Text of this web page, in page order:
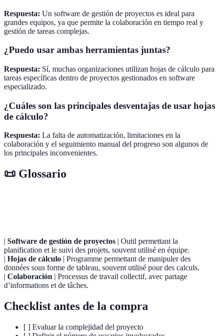
Respuesta: Un software de gestión de proyectos es ideal para
grandes equipos, ya que permite la colaboración en tiempo real y
gestión de tareas complejas.
¿Puedo usar ambas herramientas juntas?
Respuesta: Sí, muchas organizaciones utilizan hojas de cálculo para
tareas específicas dentro de proyectos gestionados en software
especializado.
¿Cuáles son las principales desventajas de usar hojas
de cálculo?
Respuesta: La falta de automatización, limitaciones en la
colaboración y el seguimiento manual del progreso son algunos de
los principales inconvenientes.
📜 Glossario
| Software de gestión de proyectos | Outil permettant la
planification et le suivi des projets, souvent utilisé en équipe.
| Hojas de cálculo | Programme permettant de manipuler des
données sous forme de tableau, souvent utilisé pour des calculs.
| Colaboración | Processus de travail collectif, avec partage
d’informations et de tâches.
Checklist antes de la compra
[ ] Evaluar la complejidad del proyecto